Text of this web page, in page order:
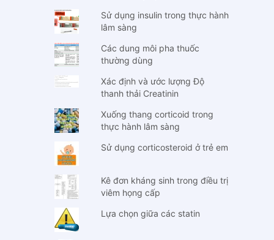
Sử dụng insulin trong thực hành
lâm sàng
Các dung môi pha thuốc
thường dùng
Xác định và ước lượng Độ
thanh thải Creatinin
Xuống thang corticoid trong
thực hành lâm sàng
Sử dụng corticosteroid ở trẻ em
Kê đơn kháng sinh trong điều trị
viêm họng cấp
Lựa chọn giữa các statin